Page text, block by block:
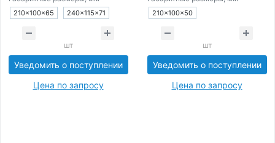
210×100×65 240×115×71
шт
Уведомить о поступлении
Цена по запросу
210×100×50
шт
Уведомить о поступлении
Цена по запросу